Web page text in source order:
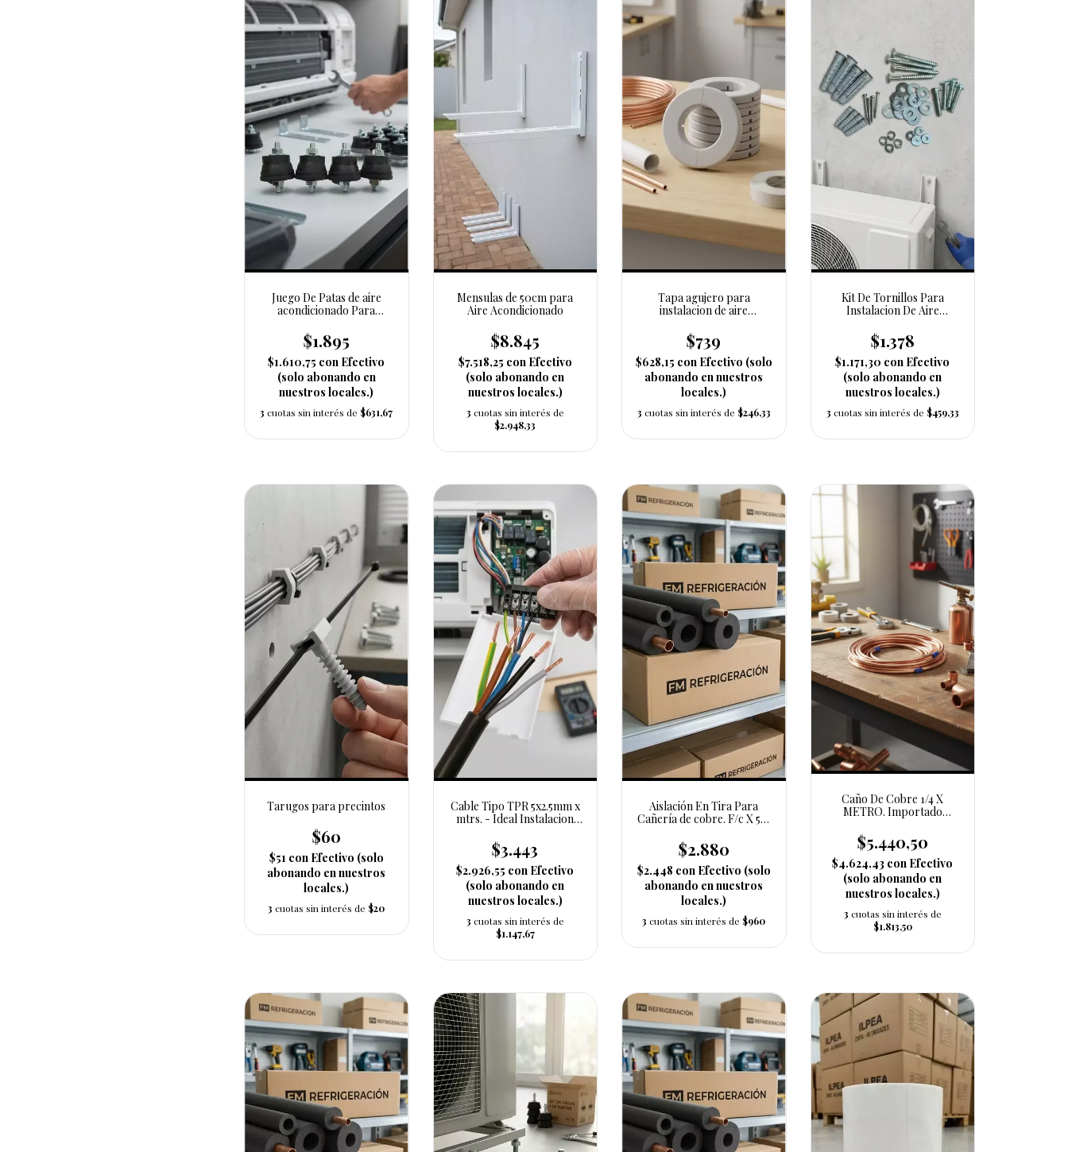
Juego De Patas de aire
acondicionado Para
$1.895
$1.610,75 con Efectivo
(solo abonando en
nuestros locales.)
3 cuotas sin interés de $631,67
Mensulas de 50cm para
Aire Acondicionado
$8.845
$7.518,25 con Efectivo
(solo abonando en
nuestros locales.)
3 cuotas sin interés de
$2.948,33
Tapa agujero para
instalacion de aire
$739
$628,15 con Efectivo (solo
abonando en nuestros
locales.)
3 cuotas sin interés de $246,33
Kit De Tornillos Para
Instalacion De Aire
$1.378
$1.171,30 con Efectivo
(solo abonando en
nuestros locales.)
3 cuotas sin interés de $459,33
Tarugos para precintos
$60
$51 con Efectivo (solo
abonando en nuestros
locales.)
3 cuotas sin interés de $20
Cable Tipo TPR 5x2.5mm x
mtrs. - Ideal Instalacion
$3.443
$2.926,55 con Efectivo
(solo abonando en
nuestros locales.)
3 cuotas sin interés de
$1.147,67
Aislación En Tira Para
Cañería de cobre. F/c X 5/8
$2.880
$2.448 con Efectivo (solo
abonando en nuestros
locales.)
3 cuotas sin interés de $960
Caño De Cobre 1/4 X
METRO. Importado
Acondicionado
$5.440,50
$4.624,43 con Efectivo
(solo abonando en
nuestros locales.)
3 cuotas sin interés de
$1.813,50